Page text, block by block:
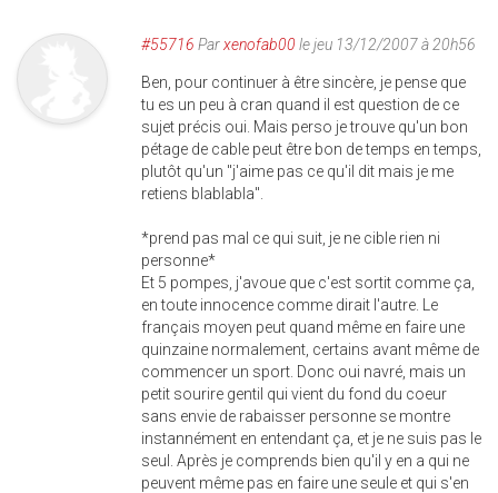
#55716 Parxenofab00 le jeu 13/12/2007 à 20h56
Ben, pour continuer à être sincère, je pense que
tu es un peu à cran quand il est question de ce
sujet précis oui. Mais perso je trouve qu'un bon
pétage de cable peut être bon de temps en temps,
plutôt qu'un "j'aime pas ce qu'il dit mais je me
retiens blablabla".
*prend pas mal ce qui suit, je ne cible rien ni
personne*
Et 5 pompes, j'avoue que c'est sortit comme ça,
en toute innocence comme dirait l'autre. Le
français moyen peut quand même en faire une
quinzaine normalement, certains avant même de
commencer un sport. Donc oui navré, mais un
petit sourire gentil qui vient du fond du coeur
sans envie de rabaisser personne se montre
instannément en entendant ça, et je ne suis pas le
seul. Après je comprends bien qu'il y en a qui ne
peuvent même pas en faire une seule et qui s'en